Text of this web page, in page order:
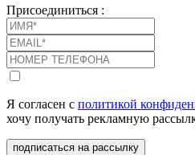
Присоединиться :
Я согласен с политикой
хочу получать рекламную
подписаться на рассылку